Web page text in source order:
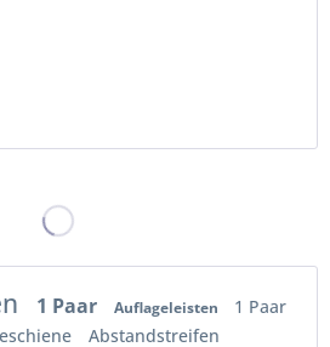
1 Paar Auflageleisten 1 Paar
Abstandstreifen